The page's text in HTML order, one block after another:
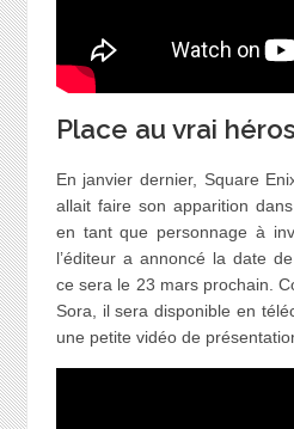
Place au vrai héros
En janvier dernier, Square
allait faire son apparition dans
en tant que personnage à
l’éditeur a annoncé la date
ce sera le 23 mars prochain.
Sora, il sera disponible en
une petite vidéo de